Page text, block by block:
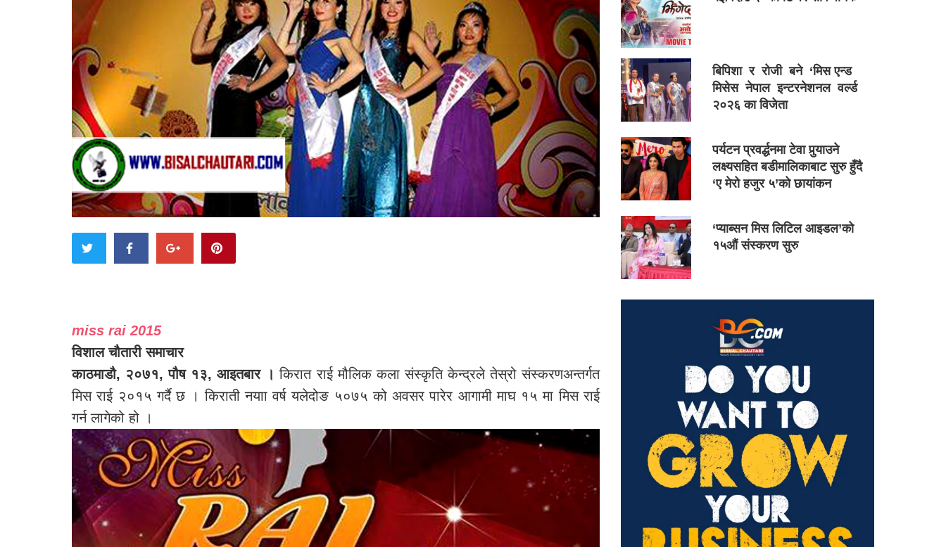
miss rai 2015
विशाल चौतारी समाचार
काठमाडौ, २०७१, पौष १३, आइतबार । किरात राई मौलिक कला संस्कृति केन्द्रले तेस्रो संस्करणअन्तर्गत
मिस राई २०१५ गर्दै छ । किराती नयाा वर्ष यलेदोङ ५०७५ को अवसर पारेर आगामी माघ १५ मा मिस राई
गर्न लागेको हो ।
बिपिशा र रोजी बने ‘मिस एन्ड
मिसेस नेपाल इन्टरनेशनल वर्ल्ड
२०२६ का विजेता
पर्यटन प्रवर्द्धनमा टेवा पुर्‍याउने
लक्ष्यसहित बडीमालिकाबाट सुरु हुँदै
‘ए मेरो हजुर ५’को छायांकन
‘प्याब्सन मिस लिटिल आइडल’को
१५औं संस्करण सुरु